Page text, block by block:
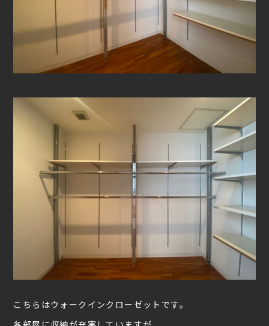
こちらはウォークインクローゼットです。